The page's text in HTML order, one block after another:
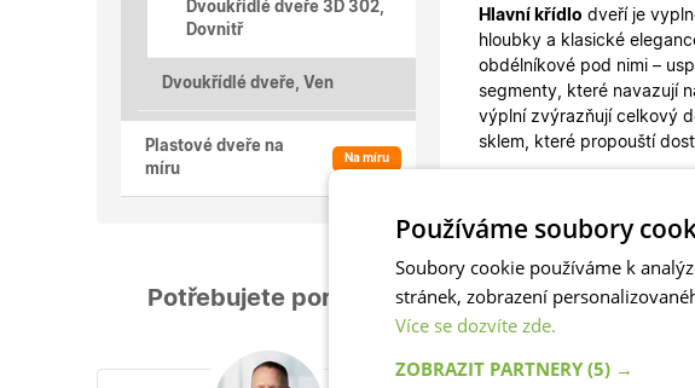
Hlavní křídlo dveří je
hloubky a klasické
obdélníkové pod nimi –
segmenty, které navazují
výplní zvýrazňují celkový
sklem, které propouští
zachovává jednotný
moderním, tak i k
Rozměr dveří je
. Díky skladové
nabízíme skladem také
Dvoukřídlé dveře 3D 302,
Dovnitř
Dvoukřídlé dveře, Ven
Plastové dveře na
míru
Na míru
Potřebujete poradit?
Používáme soubory
Soubory cookie používáme k
stránek, zobrazení
Více se dozvíte zde.
ZOBRAZIT PARTNERY (5) →